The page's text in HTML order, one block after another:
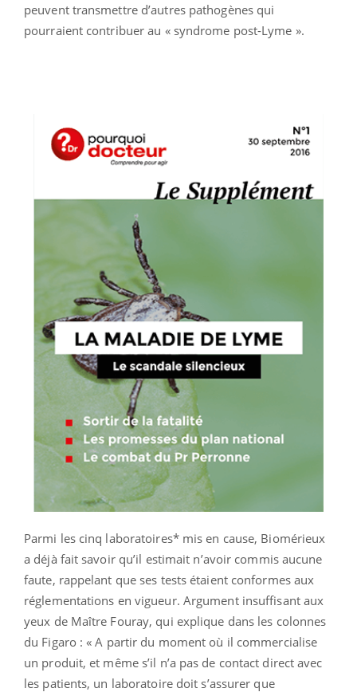
peuvent transmettre d’autres pathogènes qui
pourraient contribuer au « syndrome post-Lyme ».
Parmi les cinq laboratoires* mis en cause, Biomérieux
a déjà fait savoir qu’il estimait n’avoir commis aucune
faute, rappelant que ses tests étaient conformes aux
réglementations en vigueur. Argument insuffisant aux
yeux de Maître Fouray, qui explique dans les colonnes
du Figaro : « A partir du moment où il commercialise
un produit, et même s’il n’a pas de contact direct avec
les patients, un laboratoire doit s’assurer que